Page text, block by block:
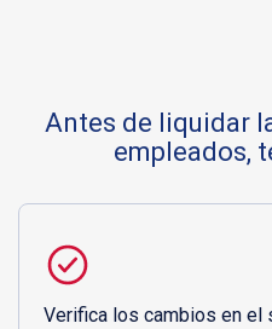
Antes de liquidar
empleados,
Verifica los cambios en el